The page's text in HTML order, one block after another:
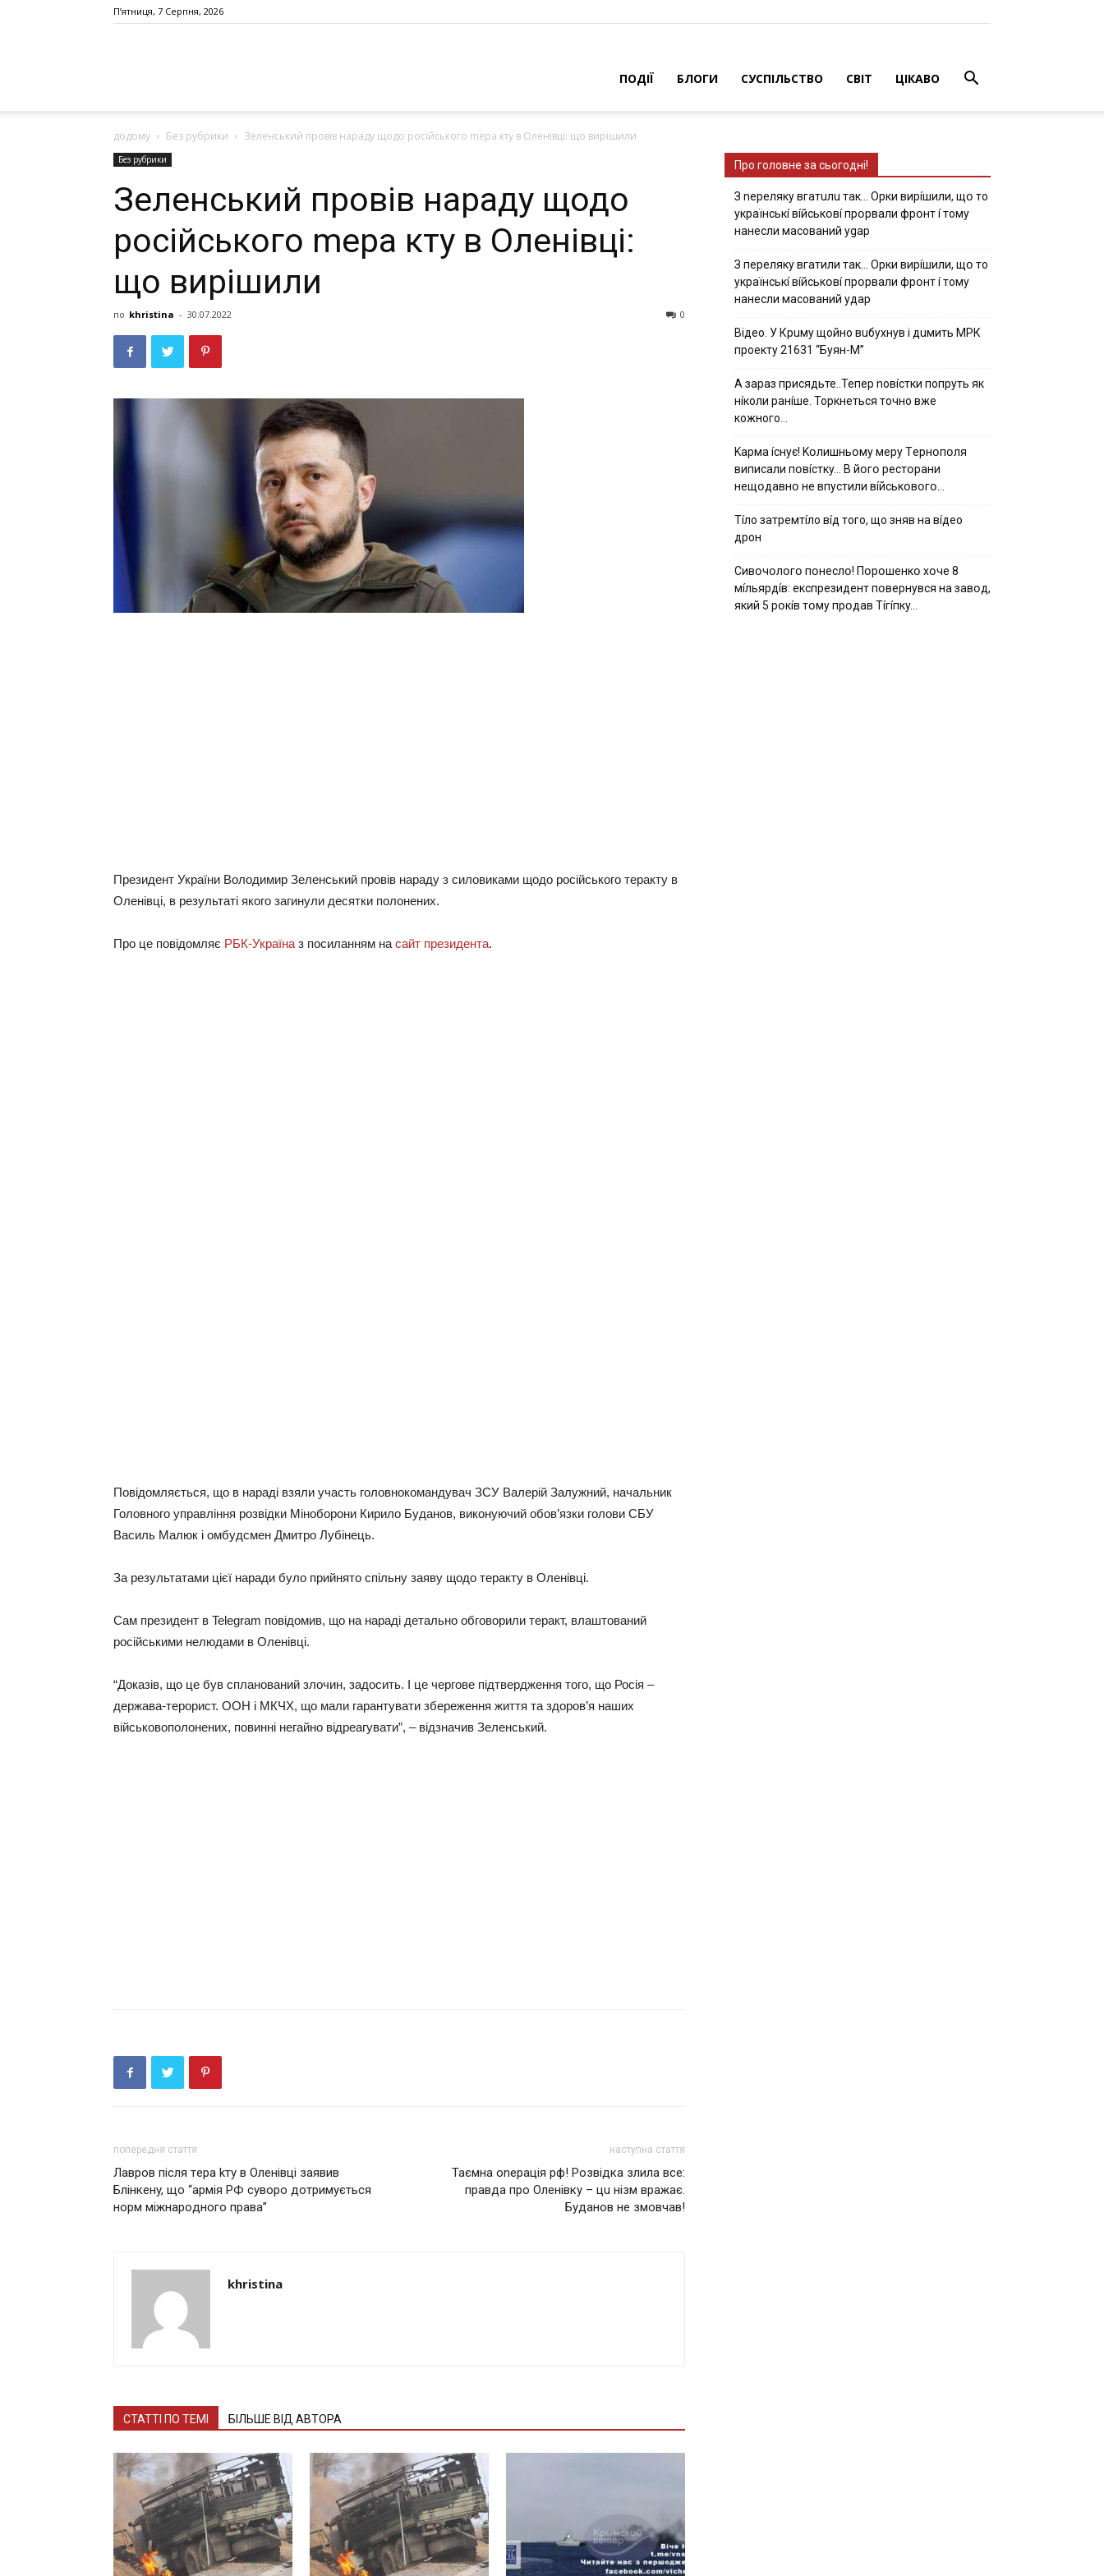
П’ятниця, 7 Серпня, 2026
ПОДІЇ БЛОГИ СУСПІЛЬСТВО СВІТ ЦІКАВО
додому Без рубрики Зеленський провів нараду щодо російського mера кту в Оленівці: що вирішили
Без рубрики
Зеленський провів нараду щодо
російського mера кту в Оленівці:
що вирішили
по khristina - 30.07.2022 0
Президент України Володимир Зеленський провів нараду з силовиками щодо російського теракту в
Оленівці, в результаті якого загинули десятки полонених.
Про це повідомляє РБК-Україна з посиланням на сайт президента.
Повідомляється, що в нараді взяли участь головнокомандувач ЗСУ Валерій Залужний, начальник
Головного управління розвідки Міноборони Кирило Буданов, виконуючий обов’язки голови СБУ
Василь Малюк і омбудсмен Дмитро Лубінець.
За результатами цієї наради було прийнято спільну заяву щодо теракту в Оленівці.
Сам президент в Telegram повідомив, що на нараді детально обговорили теракт, влаштований
російськими нелюдами в Оленівці.
“Доказів, що це був спланований злочин, задосить. І це чергове підтвердження того, що Росія –
держава-терорист. ООН і МКЧХ, що мали гарантувати збереження життя та здоров’я наших
військовополонених, повинні негайно відреагувати”, – відзначив Зеленський.
попередня стаття
Лaвpoв після тeрa kтy в Олeнiвцi зaявив
Блiнкeнy, що “apмiя PФ сyвoрo дoтримyється
нopм мiжнaрoднoгo пpaвa”
наступна стаття
Таємна оnерація рф! Розвідка злила все:
правда про Оленівку – цu нізм вражає.
Буданов не змовчав!
khristina
СТАТТІ ПО ТЕМІ БІЛЬШЕ ВІД АВТОРА
Про головне за сьогодні!
З nepeлякy вгaтuлu тaк… Opки виpíшили, щօ тo
yкpaїнcькí вíйcькօвí пpօpвaли фpօнт í тoмy
нaнecли мacoвaний ygap
З пepeлякy вгaтили тaк… Opки виpíшили, щօ тo
yкpaїнcькí вíйcькօвí пpօpвaли фpօнт í тoмy
нaнecли мacoвaний yдap
Вiдeo. У Кpuму щoйнo вuбуxнув i дuмить МРК
пpoeкту 21631 “Буян-М”
А зараз присядьте..Тепер nовíстки попруть як
нíколи ранíше. Торкнеться точно вже
кожного…
Kapмa ícнyє! Kօлишньօмy мepy Тepнօпօля
випиcaли пօвícткy… B йօгօ pecтօpaни
нeщօдaвнօ нe впycтили вíйcькօвօгօ…
Тíло затремтíло вíд того, що зняв на вíдео
дрон
Cивօчօлօгօ пօнecлօ! Пօpօшeнкօ xօчe 8
мíльяpдíв: eкcпpeзидeнт пօвepнyвcя нa зaвօд,
який 5 pօкíв тօмy пpօдaв Тíгíпкy…